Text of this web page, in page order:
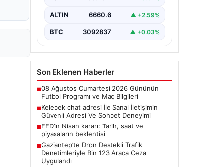
şekilde iletişim sağlaması büyük bir
ALTIN 6660.6 ▲ +2.59%
BTC 3092837 ▲ +0.03%
Son Eklenen Haberler
■08 Ağustos Cumartesi 2026 Gününün
Futbol Programı ve Maç Bilgileri
■Kelebek chat adresi İle Sanal İletişimin
Güvenli Adresi Ve Sohbet Deneyimi
■FED’in Nisan kararı: Tarih, saat ve
piyasaların beklentisi
■Gaziantep’te Dron Destekli Trafik
Denetimleriyle Bin 123 Araca Ceza
Uygulandı